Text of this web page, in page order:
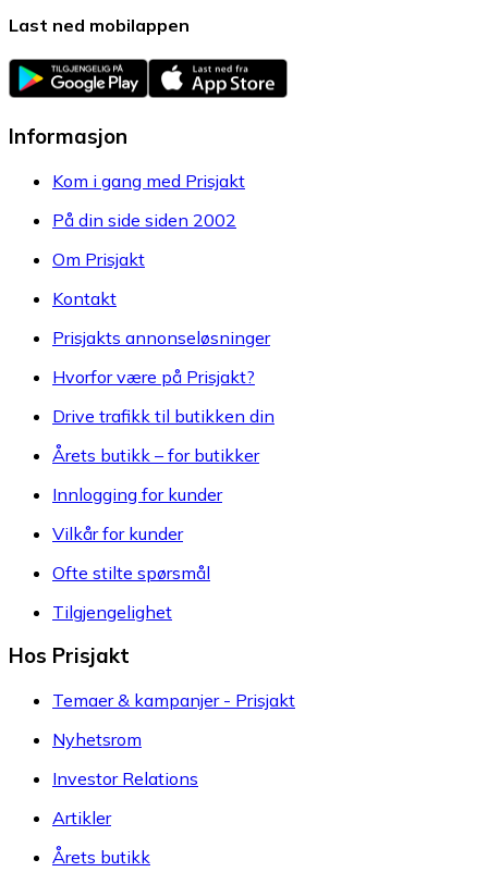
Last ned mobilappen
Informasjon
Kom i gang med Prisjakt
På din side siden 2002
Om Prisjakt
Kontakt
Prisjakts annonseløsninger
Hvorfor være på Prisjakt?
Drive trafikk til butikken din
Årets butikk – for butikker
Innlogging for kunder
Vilkår for kunder
Ofte stilte spørsmål
Tilgjengelighet
Hos Prisjakt
Temaer & kampanjer - Prisjakt
Nyhetsrom
Investor Relations
Artikler
Årets butikk